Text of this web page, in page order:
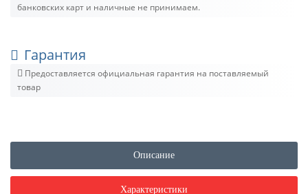
банковских карт и наличные не принимаем.
Гарантия
Предоставляется официальная гарантия на поставляемый
товар
Описание
Характеристики